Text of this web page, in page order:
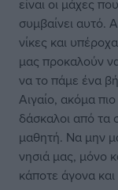
είναι οι μάχες
συμβαίνει αυτό.
νίκες και
μας προκαλούν
να το πάμε ένα
Αιγαίο, ακόμα
δάσκαλοι από τα
μαθητή. Να μην
νησιά μας, μόνο
κάποτε άγονα